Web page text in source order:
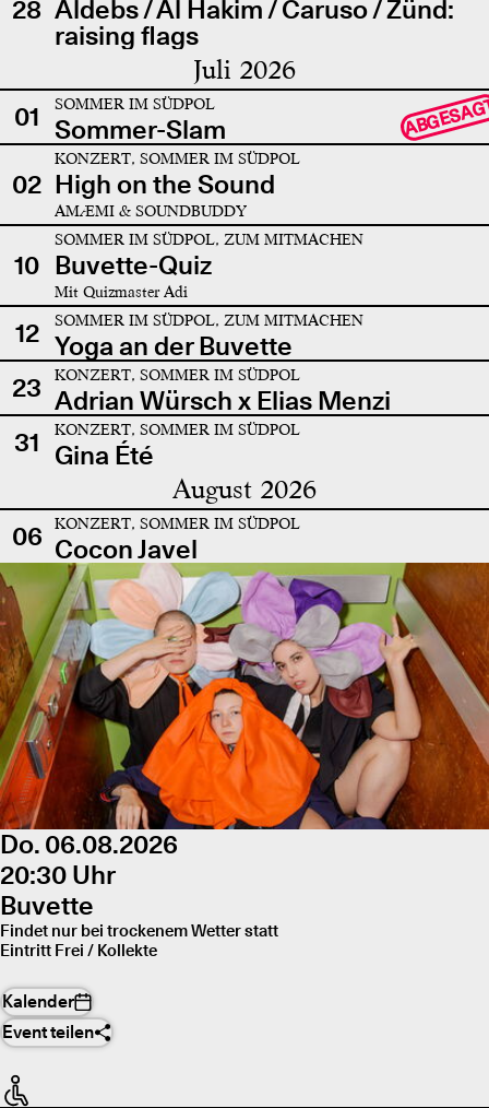
28 Aldebs / Al Hakim / Caruso / Zünd:
raising flags
Juli 2026
01 SOMMER IM SÜDPOL
Sommer-Slam
02
KONZERT, SOMMER IM SÜDPOL
High on the Sound
AMÆMI & SOUNDBUDDY
10
SOMMER IM SÜDPOL, ZUM MITMACHEN
Buvette-Quiz
Mit Quizmaster Adi
12 SOMMER IM SÜDPOL, ZUM MITMACHEN
Yoga an der Buvette
23
KONZERT, SOMMER IM SÜDPOL
Adrian Würsch x Elias Menzi
31
KONZERT, SOMMER IM SÜDPOL
Gina Été
August 2026
06 KONZERT, SOMMER IM SÜDPOL
Cocon Javel
Do. 06.08.2026
20:30 Uhr
Buvette
Findet nur bei trockenem Wetter statt
Eintritt Frei / Kollekte
Kalender
Event teilen